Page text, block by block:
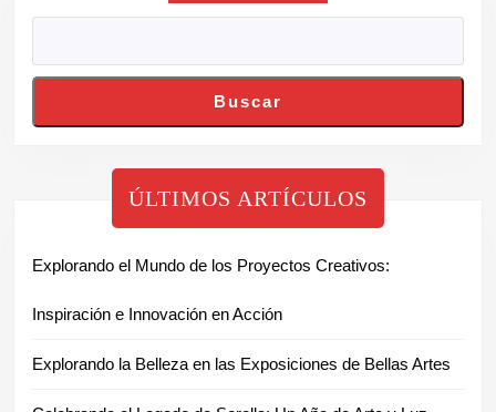
Buscar
ÚLTIMOS ARTÍCULOS
Explorando el Mundo de los Proyectos Creativos:
Inspiración e Innovación en Acción
Explorando la Belleza en las Exposiciones de Bellas Artes